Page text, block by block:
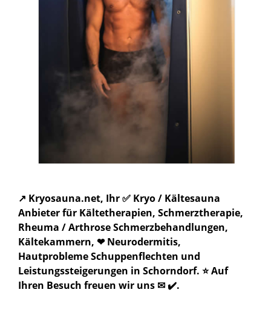
↗️ Kryosauna.net, Ihr ✅ Kryo / Kältesauna
Anbieter für Kältetherapien, Schmerztherapie,
Rheuma / Arthrose Schmerzbehandlungen,
Kältekammern, ❤ Neurodermitis,
Hautprobleme Schuppenflechten und
Leistungssteigerungen in Schorndorf. ⭐ Auf
Ihren Besuch freuen wir uns ✉ ✔️.